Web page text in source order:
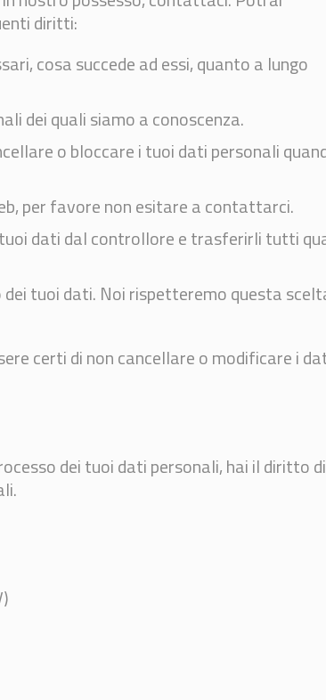
diritti:
cosa succede ad essi, quanto a lungo
dei quali siamo a conoscenza.
o bloccare i tuoi dati personali
per favore non esitare a contattarci.
dati dal controllore e trasferirli tutti
tuoi dati. Noi rispetteremo questa
certi di non cancellare o modificare i
dei tuoi dati personali, hai il diritto di